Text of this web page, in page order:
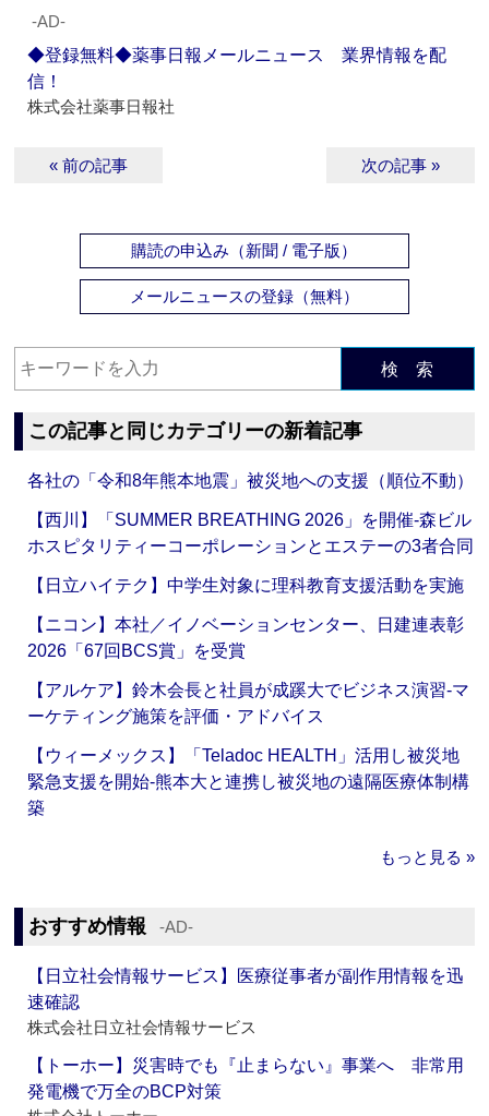
‐AD‐
◆登録無料◆薬事日報メールニュース 業界情報を配
信！
株式会社薬事日報社
« 前の記事 次の記事 »
購読の申込み（新聞 / 電子版）
メールニュースの登録（無料）
検 索
この記事と同じカテゴリーの新着記事
各社の「令和8年熊本地震」被災地への支援（順位不動）
【西川】「SUMMER BREATHING 2026」を開催‐森ビル
ホスピタリティーコーポレーションとエステーの3者合同
【日立ハイテク】中学生対象に理科教育支援活動を実施
【ニコン】本社／イノベーションセンター、日建連表彰
2026「67回BCS賞」を受賞
【アルケア】鈴木会長と社員が成蹊大でビジネス演習‐マ
ーケティング施策を評価・アドバイス
【ウィーメックス】「Teladoc HEALTH」活用し被災地
緊急支援を開始‐熊本大と連携し被災地の遠隔医療体制構
築
もっと見る »
おすすめ情報 ‐AD‐
【日立社会情報サービス】医療従事者が副作用情報を迅
速確認
株式会社日立社会情報サービス
【トーホー】災害時でも『止まらない』事業へ 非常用
発電機で万全のBCP対策